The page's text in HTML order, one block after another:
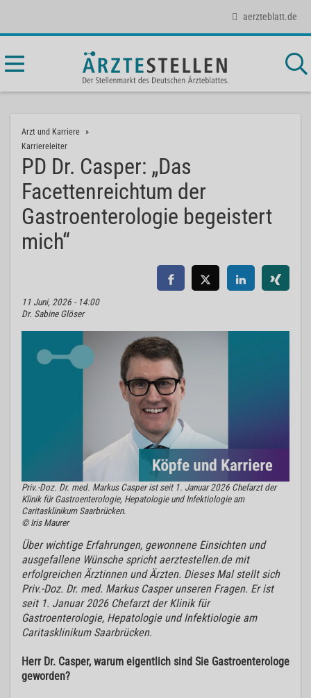
aerzteblatt.de
Arzt und Karriere
Karriereleiter
PD Dr. Casper: „Das
Facettenreichtum der
Gastroenterologie begeistert
mich“
11 Juni, 2026 - 14:00
Dr. Sabine Glöser
Priv.-Doz. Dr. med. Markus Casper ist seit 1. Januar 2026 Chefarzt der
Klinik für Gastroenterologie, Hepatologie und Infektiologie am
Caritasklinikum Saarbrücken.
© Iris Maurer
Über wichtige Erfahrungen, gewonnene Einsichten und
ausgefallene Wünsche spricht aerztestellen.de mit
erfolgreichen Ärztinnen und Ärzten. Dieses Mal stellt sich
Priv.-Doz. Dr. med. Markus Casper unseren Fragen. Er ist
seit 1. Januar 2026 Chefarzt der Klinik für
Gastroenterologie, Hepatologie und Infektiologie am
Caritasklinikum Saarbrücken.
Herr Dr. Casper, warum eigentlich sind Sie Gastroenterologe
geworden?